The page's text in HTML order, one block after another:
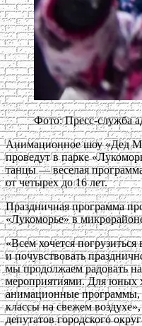
Фото: Пресс-служба
Анимационное шоу «Дед
проведут в парке
танцы — веселая
от четырех до 16 лет.
Праздничная программа
«Лукоморье» в
«Всем хочется
и почувствовать
мы продолжаем радовать
мероприятиями. Для юных
анимационные программы,
классы на свежем
депутатов городского